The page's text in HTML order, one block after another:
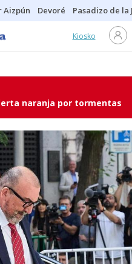
Aizpún Devoré Pasadizo de la
Kiosko
naranja por tormentas